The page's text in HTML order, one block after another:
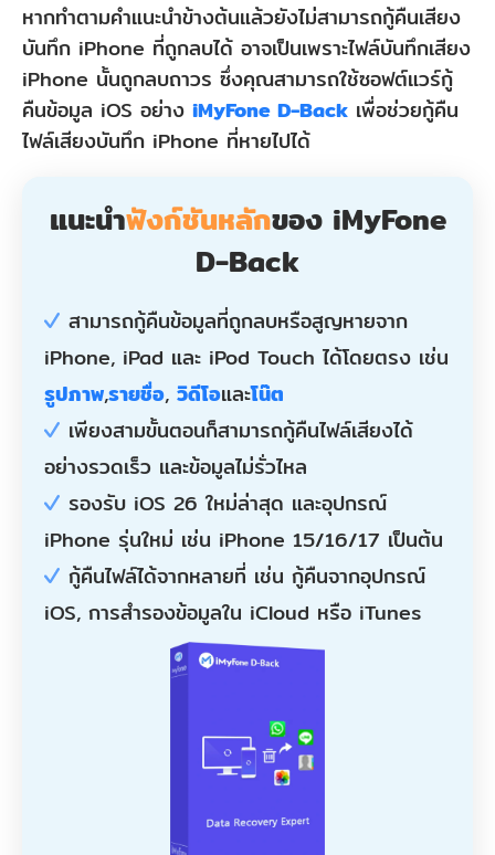
หากทำตามคำแนะนำข้างต้นแล้วยังไม่สามารถกู้คืนเสียง
บันทึก iPhone ที่ถูกลบได้ อาจเป็นเพราะไฟล์บันทึกเสียง
iPhone นั้นถูกลบถาวร ซึ่งคุณสามารถใช้ซอฟต์แวร์กู้
คืนข้อมูล iOS อย่าง iMyFone D-Back เพื่อช่วยกู้คืน
ไฟล์เสียงบันทึก iPhone ที่หายไปได้
แนะนำฟังก์ชันหลักของ iMyFone
D-Back
สามารถกู้คืนข้อมูลที่ถูกลบหรือสูญหายจาก
iPhone, iPad และ iPod Touch ได้โดยตรง เช่น
รูปภาพ,รายชื่อ, วิดีโอและโน๊ต
เพียงสามขั้นตอนก็สามารถกู้คืนไฟล์เสียงได้
อย่างรวดเร็ว และข้อมูลไม่รั่วไหล
รองรับ iOS 26 ใหม่ล่าสุด และอุปกรณ์
iPhone รุ่นใหม่ เช่น iPhone 15/16/17 เป็นต้น
กู้คืนไฟล์ได้จากหลายที่ เช่น กู้คืนจากอุปกรณ์
iOS, การสำรองข้อมูลใน iCloud หรือ iTunes